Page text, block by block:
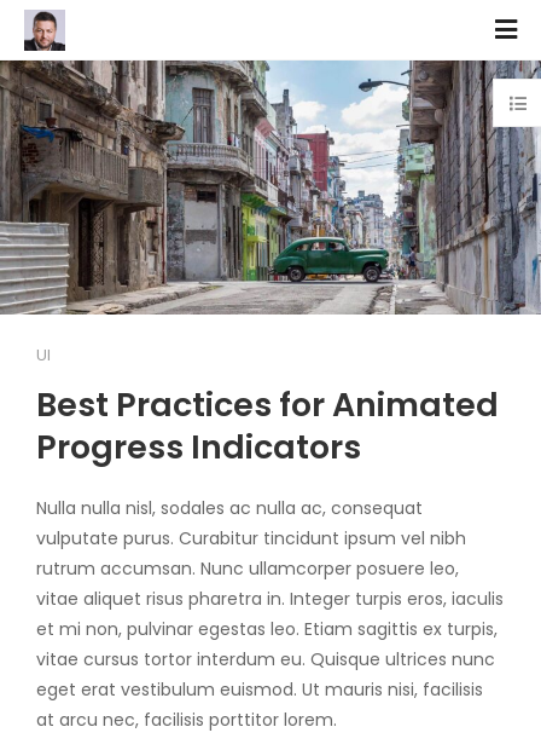
UI
Best Practices for Animated
Progress Indicators
Nulla nulla nisl, sodales ac nulla ac, consequat
vulputate purus. Curabitur tincidunt ipsum vel nibh
rutrum accumsan. Nunc ullamcorper posuere leo,
vitae aliquet risus pharetra in. Integer turpis eros, iaculis
et mi non, pulvinar egestas leo. Etiam sagittis ex turpis,
vitae cursus tortor interdum eu. Quisque ultrices nunc
eget erat vestibulum euismod. Ut mauris nisi, facilisis
at arcu nec, facilisis porttitor lorem.